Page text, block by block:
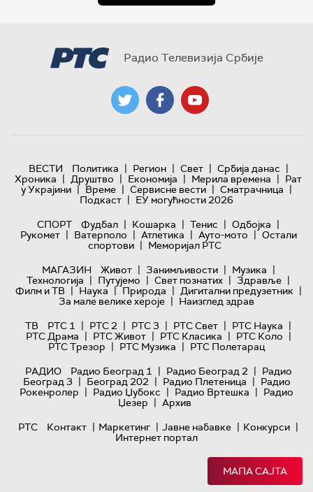
Радио Телевизија Србије
ВЕСТИ Политика | Регион | Свет | Србија данас |
Хроника | Друштво | Економија | Мерила времена | Рат
у Украјини | Време | Сервисне вести | Сматрачница |
Подкаст | ЕУ могућности 2026
СПОРТ
Фудбал | Кошарка | Тенис | Одбојка |
Рукомет | Ватерполо | Атлетика | Ауто-мото | Остали
спортови | Меморијал РТС
МАГАЗИН
Живот | Занимљивости | Музика |
Технологијa | Путујемо | Свет познатих | Здравље |
Филм и ТВ | Наука | Природа | Дигитални предузетник |
За мале велике хероје | Наизглед здрав
ТВ
РТС 1 | РТС 2 | РТС 3 | РТС Свет | РТС Наука |
РТС Драма | РТС Живот | РТС Класика | РТС Коло |
РТС Трезор | РТС Музика | РТС Полетарац
РАДИО
Радио Београд 1 | Радио Београд 2 | Радио
Београд 3 | Београд 202 | Радио Плетеница | Радио
Рокенролер | Радио Џубокс | Радио Вртешка | Радио
Џезер | Архив
РТС
Контакт | Маркетинг | Јавне набавке | Конкурси |
Интернет портал
МАПА САЈТА